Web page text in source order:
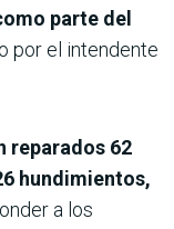
parte del
por el intendente
reparados 62
hundimientos,
a los